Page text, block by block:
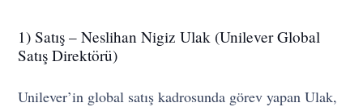
1) Satış – Neslihan Nigiz Ulak (Unilever Global
Satış Direktörü)
Unilever’in global satış kadrosunda görev yapan Ulak,